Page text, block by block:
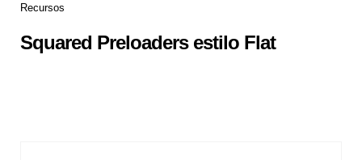
Recursos
Squared Preloaders estilo Flat